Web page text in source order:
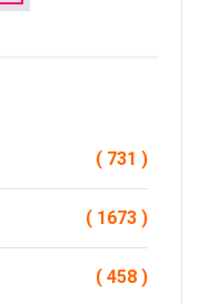
( 731 )
( 1673 )
( 458 )